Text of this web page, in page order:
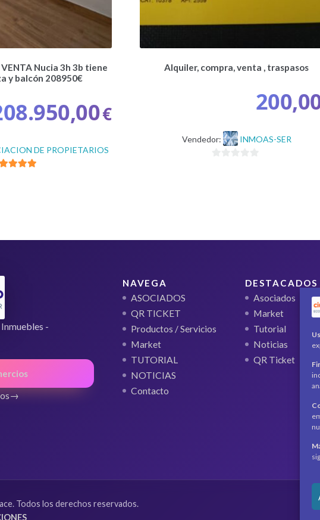
Nucia 3h 3b tiene
y balcón 208950€
€
DE PROPIETARIOS
Alquiler, compra, venta , traspasos
Vendedor: INMOAS-SER
-
NAVEGA
ASOCIADOS
QR TICKET
Productos / Servicios
Market
TUTORIAL
NOTICIAS
Contacto
DESTACADOS
Asociados
Market
Tutorial
Noticias
QR Ticket
Todos los derechos reservados.